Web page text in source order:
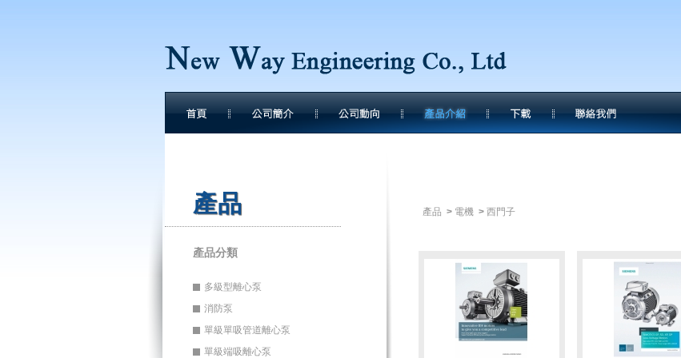
產品
產品分類
多級型離心泵
消防泵
單級單吸管道離心泵
單級端吸離心泵
產品 > 電機 > 西門子